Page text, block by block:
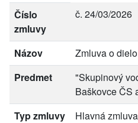
Číslo
zmluvy
č. 24/03/2026
Názov
Zmluva o dielo
Predmet
"Skupinový
Baškovce ČS
Typ zmluvy
Hlavná zmluva